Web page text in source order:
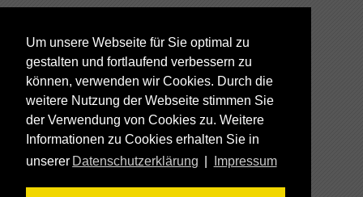
Um unsere Webseite für Sie optimal zu
gestalten und fortlaufend verbessern zu
können, verwenden wir Cookies. Durch die
weitere Nutzung der Webseite stimmen Sie
der Verwendung von Cookies zu. Weitere
Informationen zu Cookies erhalten Sie in
unserer Datenschutzerklärung Impressum